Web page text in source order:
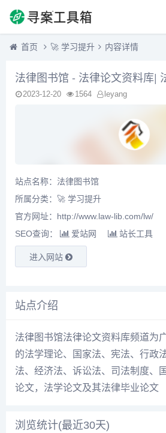
首页 🚀 学习提升 内容详情
2023-12-20 1564 leyang
站点名称：法律图书馆
所属分类： 🚀 学习提升
官方网址：http://www.law-lib.com/lw/
SEO查询：
爱站网 站长工具
进入网站
站点介绍
法律图书馆法律论文资料库频道为
的法学理论、国家法、宪法、行政
法、经济法、诉讼法、司法制度、
论文，法学论文及其法律毕业论文
浏览统计(最近30天)